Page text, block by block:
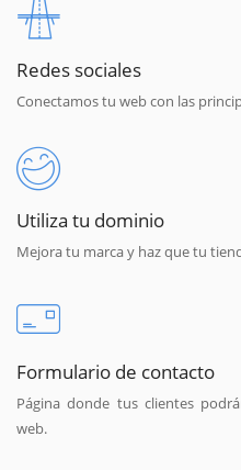
Redes sociales
Conectamos tu web con las
Utiliza tu dominio
Mejora tu marca y haz que tu
Formulario de contacto
Página donde tus clientes
web.